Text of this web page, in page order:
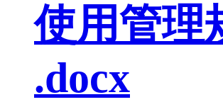
使用管理
.docx